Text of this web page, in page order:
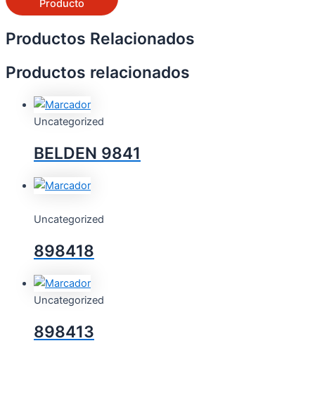
Producto
Productos Relacionados
Productos relacionados
Uncategorized
BELDEN 9841
Uncategorized
898418
Uncategorized
898413